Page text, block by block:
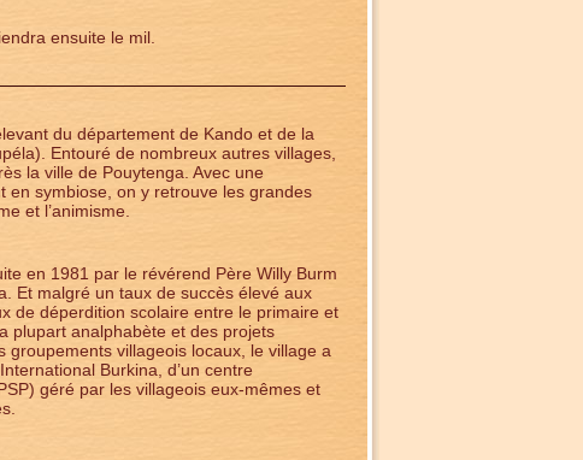
ensuite le mil.
du département de Kando et de la
Entouré de nombreux autres villages,
la ville de Pouytenga. Avec une
en symbiose, on y retrouve les grandes
et l’animisme.
en 1981 par le révérend Père Willy Burm
Et malgré un taux de succès élevé aux
de déperdition scolaire entre le primaire et
plupart analphabète et des projets
groupements villageois locaux, le village a
Burkina, d’un centre
géré par les villageois eux-mêmes et